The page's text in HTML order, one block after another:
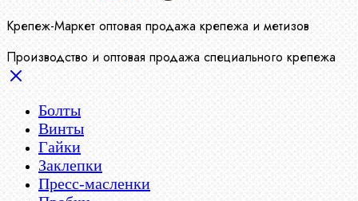
Крепеж-Маркет оптовая продажа крепежа и метизов
Производство и оптовая продажа специального крепежа
Болты
Винты
Гайки
Заклепки
Пресс-масленки